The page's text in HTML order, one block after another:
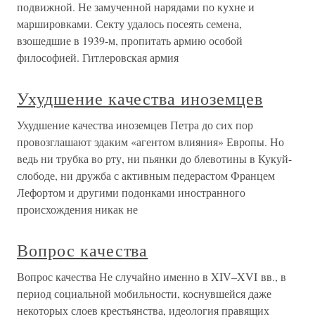
подвижной. Не замученной нарядами по кухне и
маршировками. Секту удалось посеять семена,
взошедшие в 1939-м, пропитать армию особой
философией. Гитлеровская армия
Ухудшение качества иноземцев
Ухудшение качества иноземцев Петра до сих пор
провозглашают эдаким «агентом влияния» Европы. Но
ведь ни трубка во рту, ни пьянки до блевотины в Кукуй-
слободе, ни дружба с активным педерастом Францем
Лефортом и другими подонками иностранного
происхождения никак не
Вопрос качества
Вопрос качества Не случайно именно в XIV–XVI вв., в
период социальной мобильности, коснувшейся даже
некоторых слоев крестьянства, идеология правящих